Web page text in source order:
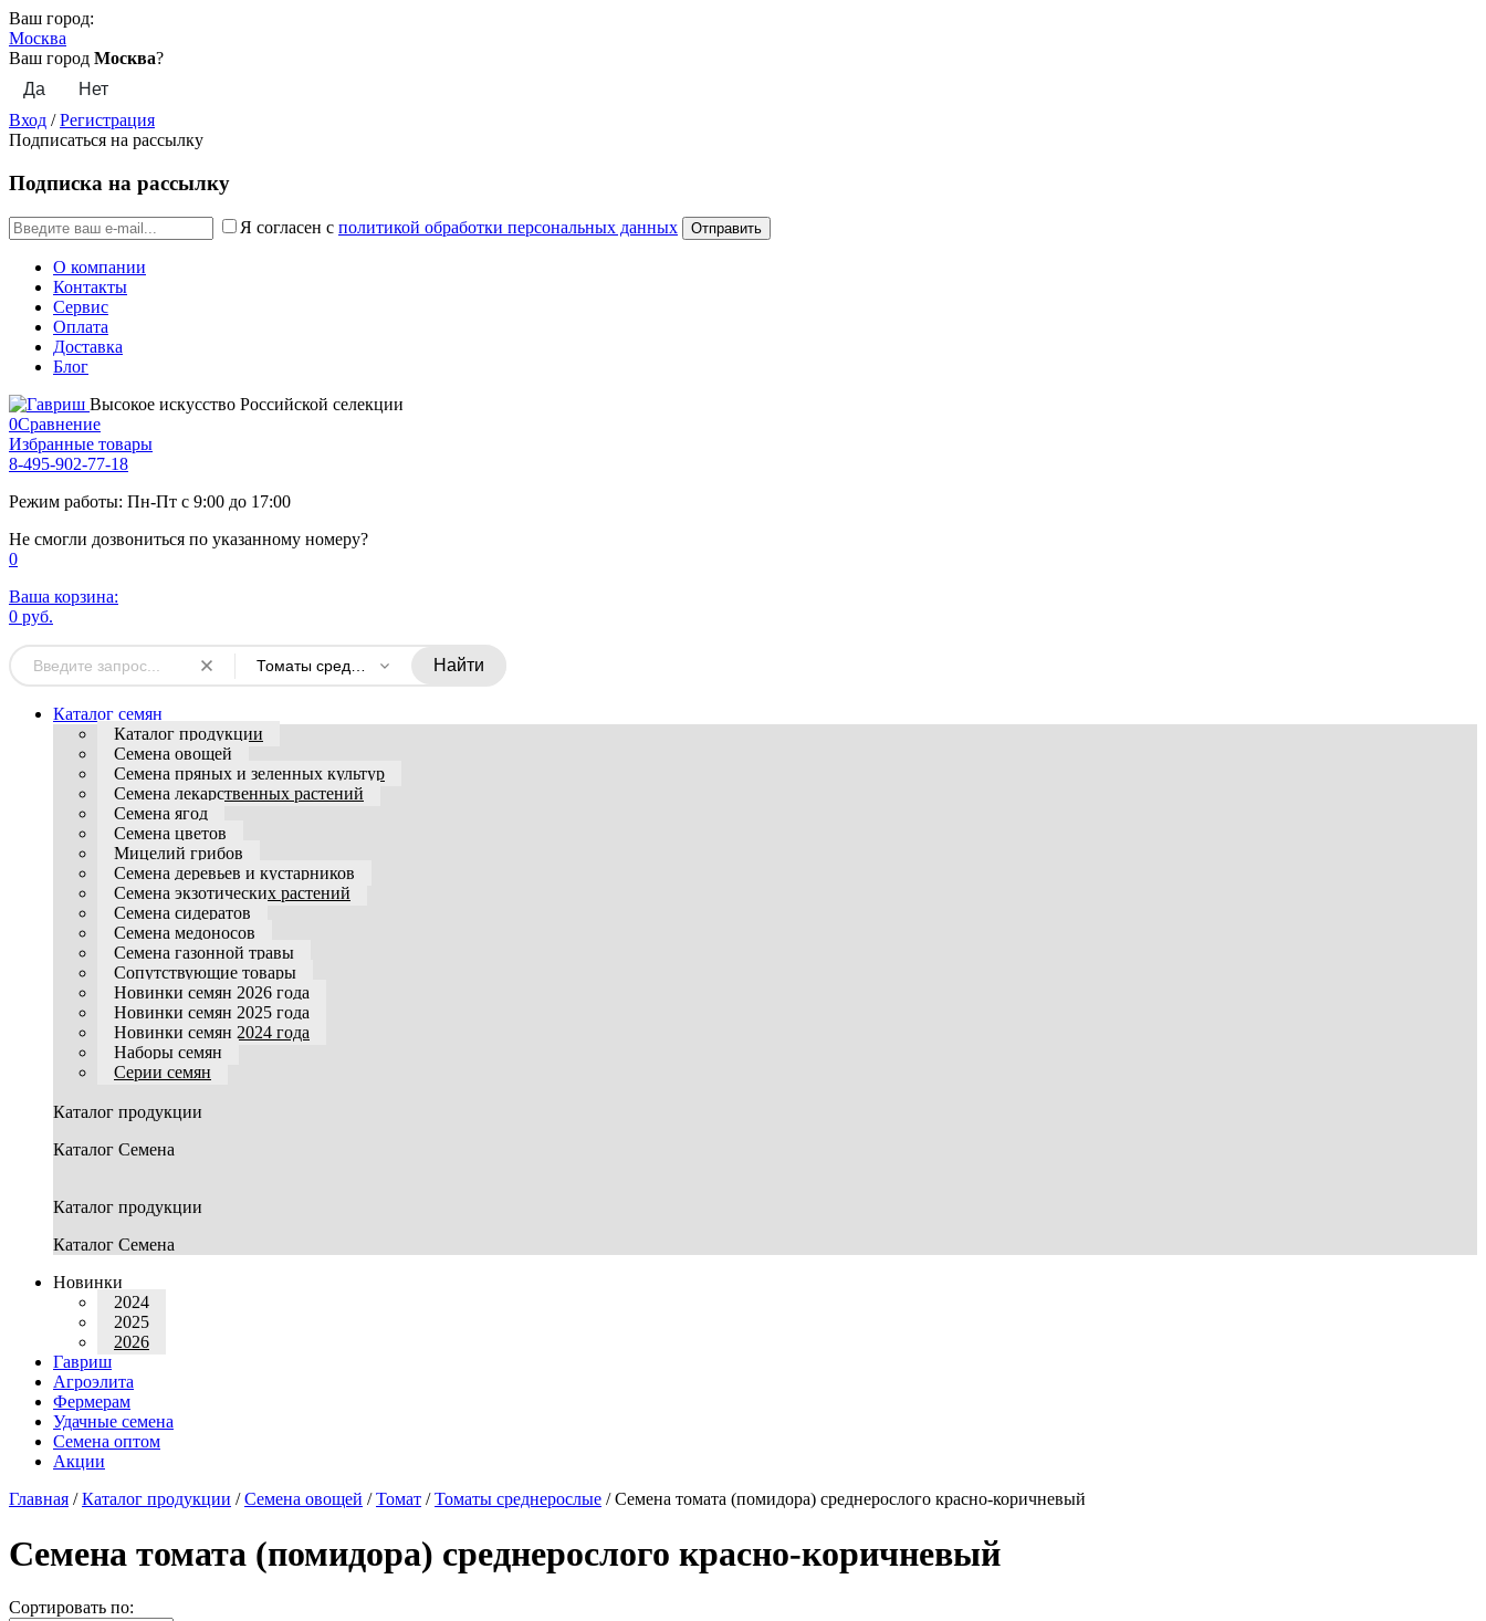
Ваш город:
Москва
Ваш город Москва?
Вход /Регистрация
Подписаться на рассылку
Подписка на рассылку
Я согласен с политикой обработки персональных данных
О компании
Контакты
Сервис
Оплата
Доставка
Блог
Высокое искусство Российской селекции
0Сравнение
Избранные товары
8-495-902-77-18
Режим работы: Пн-Пт с 9:00 до 17:00
Не смогли дозвониться по указанному номеру?
0
Ваша корзина:
0 руб.
Томаты среднерослые Найти
Каталог семян
Каталог продукции
Семена овощей
Семена пряных и зеленных культур
Семена лекарственных растений
Семена ягод
Семена цветов
Мицелий грибов
Семена деревьев и кустарников
Семена экзотических растений
Семена сидератов
Семена медоносов
Семена газонной травы
Сопутствующие товары
Новинки семян 2026 года
Новинки семян 2025 года
Новинки семян 2024 года
Наборы семян
Серии семян
Каталог продукции
Каталог Семена
Каталог продукции
Каталог Семена
Новинки
2024
2025
2026
Гавриш
Агроэлита
Фермерам
Удачные семена
Семена оптом
Акции
Главная /Каталог продукции /Семена овощей /Томат /Томаты среднерослые /Семена томата (помидора) среднерослого красно-коричневый
Семена томата (помидора) среднерослого красно-коричневый
Сортировать по: